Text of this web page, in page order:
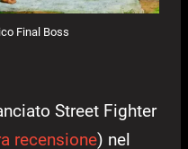
Final Boss
Street Fighter
recensione) nel